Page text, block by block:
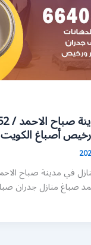
أصباغ الكويت
في مدينة صباح
صباغ منازل جدران